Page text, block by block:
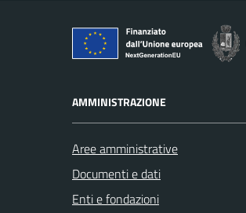
AMMINISTRAZIONE
Aree amministrative
Documenti e dati
Enti e fondazioni